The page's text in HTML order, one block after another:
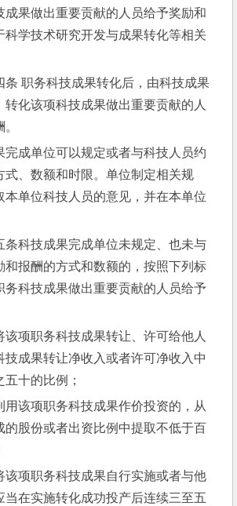
成果做出重要贡献的人员给予奖励和
科学技术研究开发与成果转化等相关
职务科技成果转化后，由科技成果
转化该项科技成果做出重要贡献的人
成单位可以规定或者与科技人员约
式、数额和时限。单位制定相关规
本单位科技人员的意见，并在本单位
科技成果完成单位未规定、也未与
和报酬的方式和数额的，按照下列标
务科技成果做出重要贡献的人员给予
项职务科技成果转让、许可给他人
技成果转让净收入或者许可净收入中
十的比例；
该项职务科技成果作价投资的，从
的股份或者出资比例中提取不低于百
项职务科技成果自行实施或者与他
当在实施转化成功投产后连续三至五